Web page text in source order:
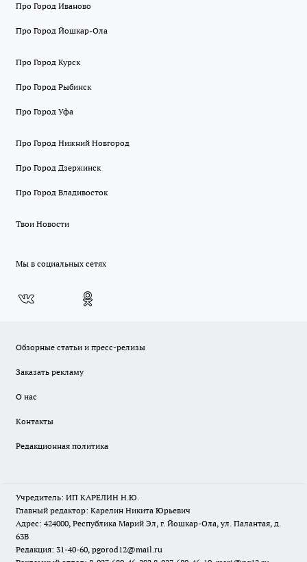
Про Город Иваново
Про Город Йошкар-Ола
Про Город Курск
Про Город Рыбинск
Про Город Уфа
Про Город Нижний Новгород
Про Город Дзержинск
Про Город Владивосток
Твои Новости
Мы в социальных сетях
Обзорные статьи и пресс-релизы
Заказать рекламу
О нас
Контакты
Редакционная политика
Учредитель: ИП КАРЕЛИН Н.Ю.
Главный редактор: Карелин Никита Юрьевич
Адрес: 424000, Республика Марий Эл, г. Йошкар-Ола, ул. Палантая, д.
63В
Редакция: 31-40-60, pgorod12@mail.ru